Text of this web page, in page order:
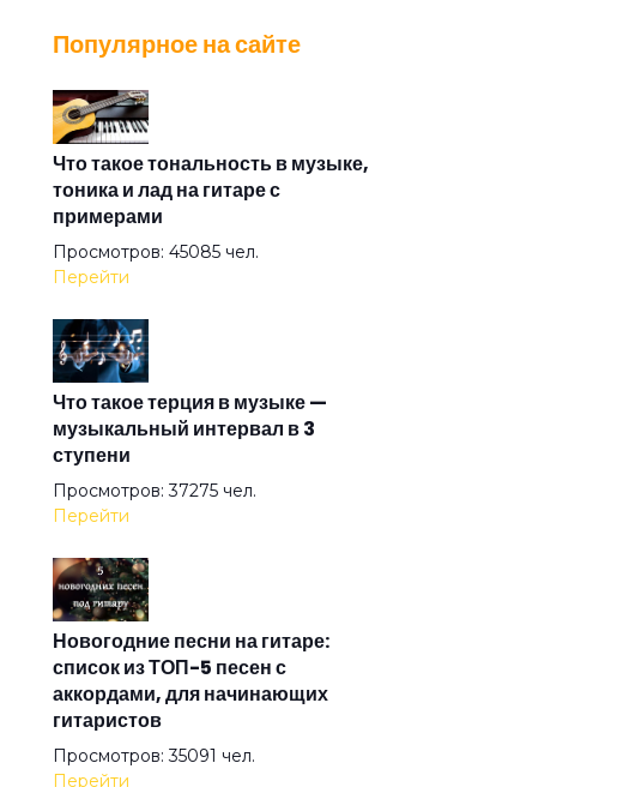
The Angel Calling
The Postcard
The Time
The Wind
Under The Good Sun
Up In Smoke
Winter
XXII-й век
Популярное на сайте
Что такое тональность в музыке,
тоника и лад на гитаре с
примерами
Просмотров: 45085 чел.
Перейти
Что такое терция в музыке —
музыкальный интервал в 3
ступени
Просмотров: 37275 чел.
Перейти
Новогодние песни на гитаре:
список из ТОП-5 песен с
аккордами, для начинающих
гитаристов
Просмотров: 35091 чел.
Перейти